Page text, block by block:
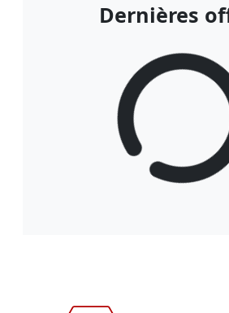
Dernières